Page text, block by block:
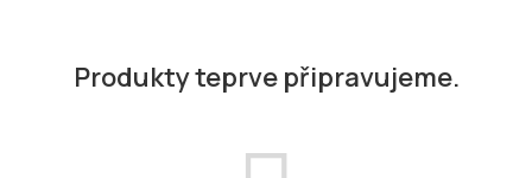
Produkty teprve připravujeme.